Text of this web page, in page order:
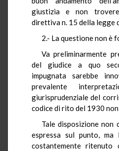
giustizia e non
direttiva n. 15 della legge
2.- La questione non è
Va preliminarmente
del giudice a quo
impugnata sarebbe
prevalente
giurisprudenziale del
codice di rito del 1930
Tale disposizione non
espressa sul punto, ma
costantemente ritenuto